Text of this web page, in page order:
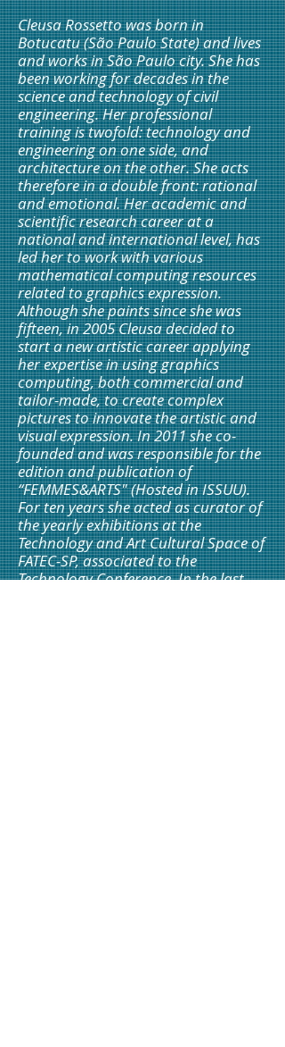
Cleusa Rossetto was born in
Botucatu (São Paulo State) and lives
and works in São Paulo city. She has
been working for decades in the
science and technology of civil
engineering. Her professional
training is twofold: technology and
engineering on one side, and
architecture on the other. She acts
therefore in a double front: rational
and emotional. Her academic and
scientific research career at a
national and international level, has
led her to work with various
mathematical computing resources
related to graphics expression.
Although she paints since she was
fifteen, in 2005 Cleusa decided to
start a new artistic career applying
her expertise in using graphics
computing, both commercial and
tailor-made, to create complex
pictures to innovate the artistic and
visual expression. In 2011 she co-
founded and was responsible for the
edition and publication of
“FEMMES&ARTS" (Hosted in ISSUU).
For ten years she acted as curator of
the yearly exhibitions at the
Technology and Art Cultural Space of
FATEC-SP, associated to the
Technology Conference. In the last